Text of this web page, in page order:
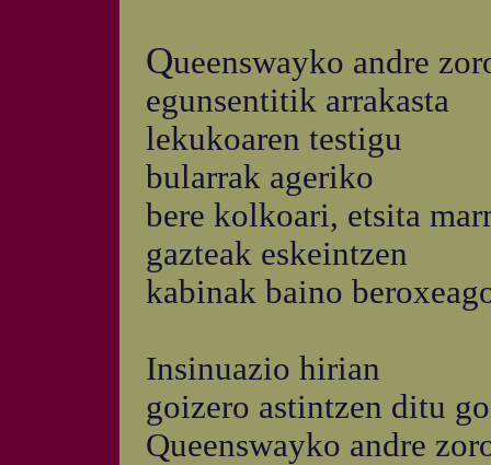
Queenswayko andre
egunsentitik arrakasta
lekukoaren testigu
bularrak ageriko
bere kolkoari, etsita
gazteak eskeintzen
kabinak baino
Insinuazio hirian
goizero astintzen ditu
Queenswayko andre